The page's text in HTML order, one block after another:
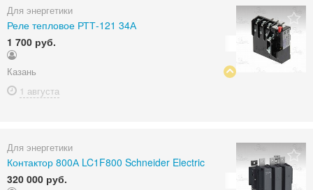
Для энергетики
Реле тепловое РТТ-121 34А
1 700 руб.
Казань
1 августа
Для энергетики
Контактор 800А LC1F800 Schneider Electric
320 000 руб.